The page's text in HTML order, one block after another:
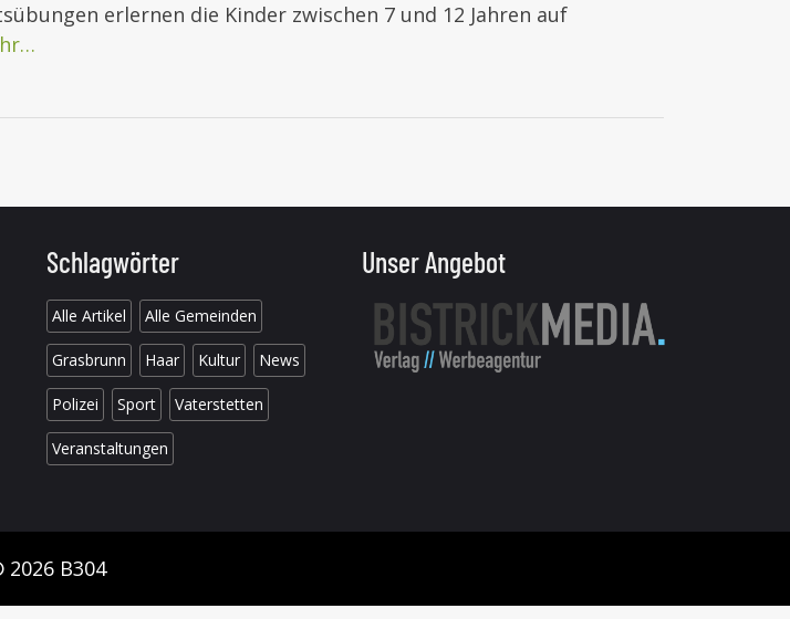
erlernen die Kinder zwischen 7 und 12 Jahren auf
Schlagwörter
Alle Artikel Alle Gemeinden
Grasbrunn Haar Kultur News
Polizei Sport Vaterstetten
Veranstaltungen
Unser Angebot
2026 B304